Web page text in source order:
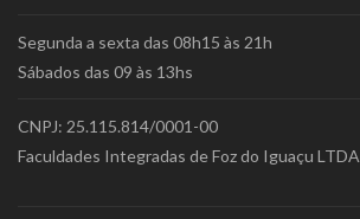
Segunda a sexta das 08h15 às 21h
Sábados das 09 às 13hs
CNPJ: 25.115.814/0001-00
Faculdades Integradas de Foz do Iguaçu LTDA